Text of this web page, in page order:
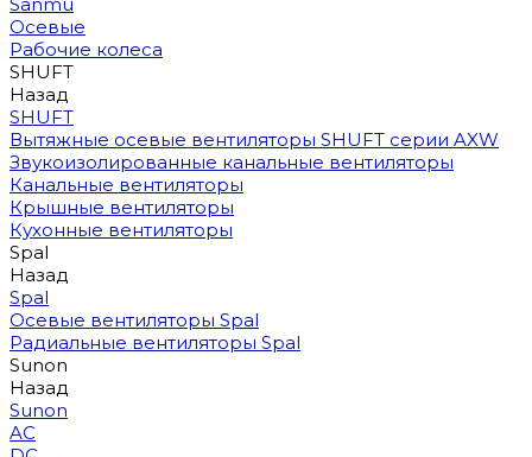
Осевые
Рабочие колеса
SHUFT
Назад
SHUFT
Вытяжные осевые вентиляторы SHUFT серии AXW
Звукоизолированные канальные вентиляторы
Канальные вентиляторы
Крышные вентиляторы
Кухонные вентиляторы
Spal
Назад
Spal
Осевые вентиляторы Spal
Радиальные вентиляторы Spal
Sunon
Назад
Sunon
AC